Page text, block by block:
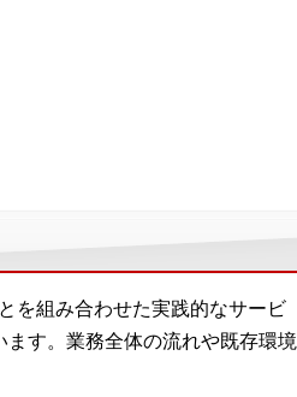
を組み合わせた実践的なサービ
す。業務全体の流れや既存環境